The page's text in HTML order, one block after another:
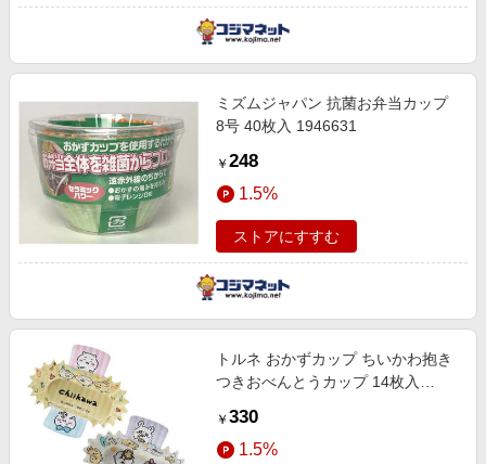
ミズムジャパン 抗菌お弁当カップ
8号 40枚入 1946631
￥ 248
1.5%
ストアにすすむ
トルネ おかずカップ ちいかわ抱き
つきおべんとうカップ 14枚入
￥ 330
1.5%